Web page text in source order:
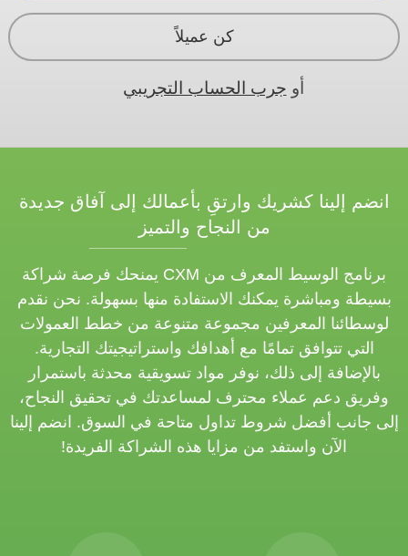
كن عميلاً
أو جرب الحساب التجريبي
انضم إلينا كشريك وارتقِ بأعمالك إلى آفاق جديدة
من النجاح والتميز
برنامج الوسيط المعرف من CXM يمنحك فرصة شراكة
بسيطة ومباشرة يمكنك الاستفادة منها بسهولة. نحن نقدم
لوسطائنا المعرفين مجموعة متنوعة من خطط العمولات
التي تتوافق تمامًا مع أهدافك واستراتيجيتك التجارية.
بالإضافة إلى ذلك، نوفر مواد تسويقية محدثة باستمرار
وفريق دعم عملاء محترف لمساعدتك في تحقيق النجاح،
إلى جانب أفضل شروط تداول متاحة في السوق. انضم إلينا
الآن واستفد من مزايا هذه الشراكة الفريدة!